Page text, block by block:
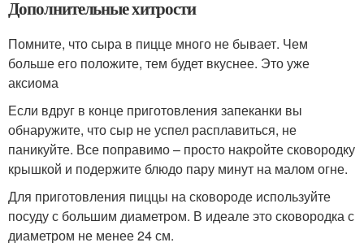
Дополнительные хитрости
Помните, что сыра в пицце много не бывает. Чем
больше его положите, тем будет вкуснее. Это уже
аксиома
Если вдруг в конце приготовления запеканки вы
обнаружите, что сыр не успел расплавиться, не
паникуйте. Все поправимо – просто накройте сковородку
крышкой и подержите блюдо пару минут на малом огне.
Для приготовления пиццы на сковороде используйте
посуду с большим диаметром. В идеале это сковородка с
диаметром не менее 24 см.